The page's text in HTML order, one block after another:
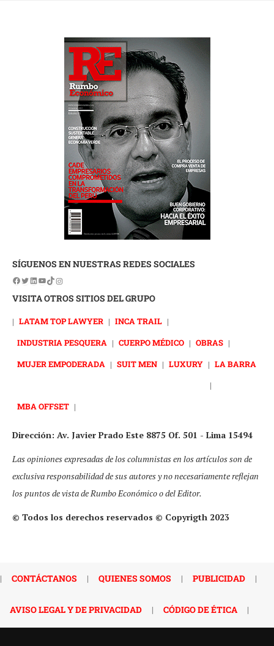
SÍGUENOS EN NUESTRAS REDES SOCIALES
VISITA OTROS SITIOS DEL GRUPO
| LATAM TOP LAWYER | INCA TRAIL |
INDUSTRIA PESQUERA | CUERPO MÉDICO | OBRAS |
MUJER EMPODERADA | SUIT MEN | LUXURY | LA BARRA
|
MBA OFFSET |
Dirección: Av. Javier Prado Este 8875 Of. 501 - Lima 15494
Las opiniones expresadas de los columnistas en los artículos son de
exclusiva responsabilidad de sus autores y no necesariamente reflejan
los puntos de vista de Rumbo Económico o del Editor.
© Todos los derechos reservados © Copyrigth 2023
| CONTÁCTANOS | QUIENES SOMOS | PUBLICIDAD |
AVISO LEGAL Y DE PRIVACIDAD | CÓDIGO DE ÉTICA |